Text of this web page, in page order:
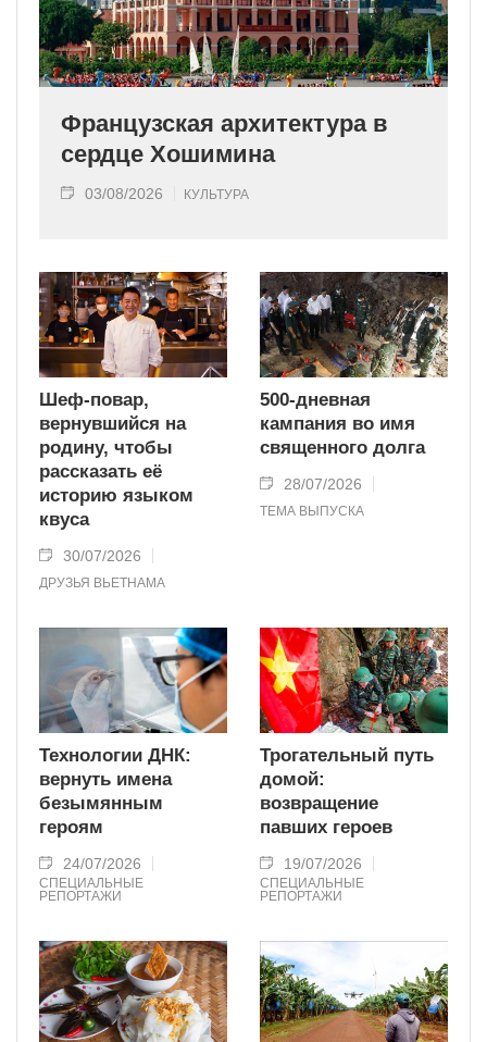
Французская архитектура в
сердце Хошимина
03/08/2026 КУЛЬТУРА
Шеф-повар,
вернувшийся на
родину, чтобы
рассказать её
историю языком
квуса
30/07/2026
ДРУЗЬЯ ВЬЕТНАМА
500-дневная
кампания во имя
священного долга
28/07/2026
ТЕМА ВЫПУСКА
Технологии ДНК:
вернуть имена
безымянным
героям
24/07/2026
СПЕЦИАЛЬНЫЕ
РЕПОРТАЖИ
Трогательный путь
домой:
возвращение
павших героев
19/07/2026
СПЕЦИАЛЬНЫЕ
РЕПОРТАЖИ